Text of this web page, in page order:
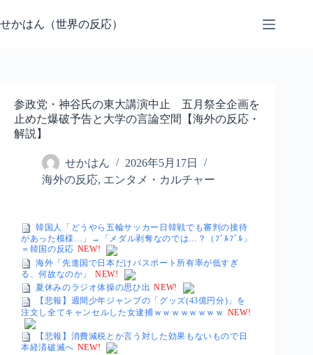
ン
せかはん（世界の反応）
参政党・神谷氏の東大講演中止 五月祭全企画を
止めた爆破予告と大学の言論空間【海外の反応・
解説】
せかはん
2026年5月17日
海外の反応, エンタメ・カルチャー
韓国人「どうやら五輪サッカー日韓戦でも審判の接待
があった模様…」→「メダル剥奪なのでは…？（ﾌﾞﾙﾌﾞﾙ」
＝韓国の反応 NEW!
海外「先進国で日本だけパスポート所有率が低すぎ
る、何故なのか」
NEW!
夏休みのラジオ体操の思ひ出 NEW!
【悲報】週間少年ジャンプの「グッズ(43億円分)」を
注文し全てキャンセルした女逮捕ｗｗｗｗｗｗｗｗ NEW!
【悲報】消費減税とか言う対した効果もないもので日
本経済破滅へ NEW!